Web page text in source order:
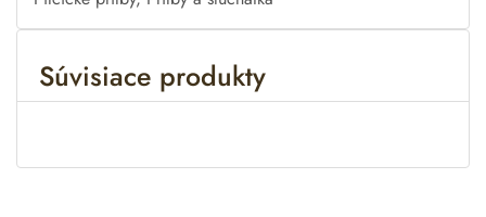
r
a
t
Súvisiace produkty